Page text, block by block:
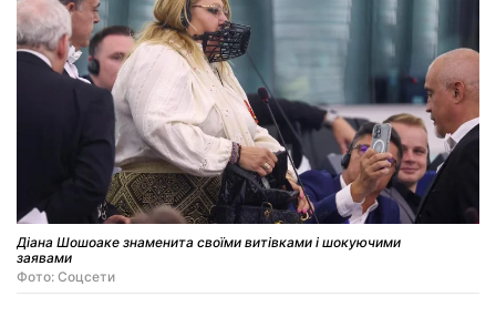
Діана Шошоаке знаменита своїми витівками і шокуючими
заявами
Фото: Соцсети